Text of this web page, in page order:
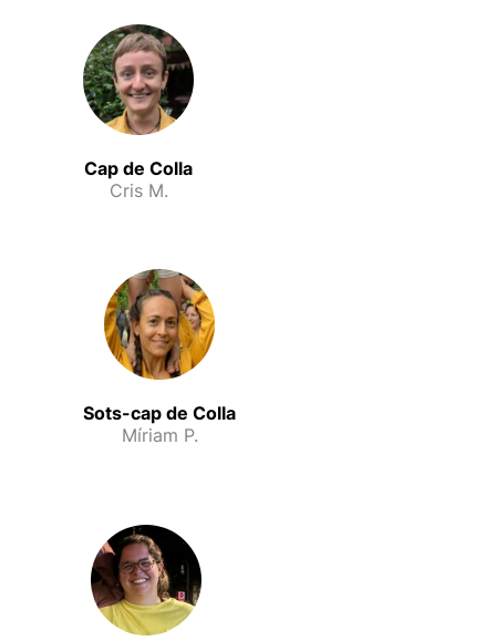
Cap de Colla
Cris M.
Sots-cap de Colla
Míriam P.